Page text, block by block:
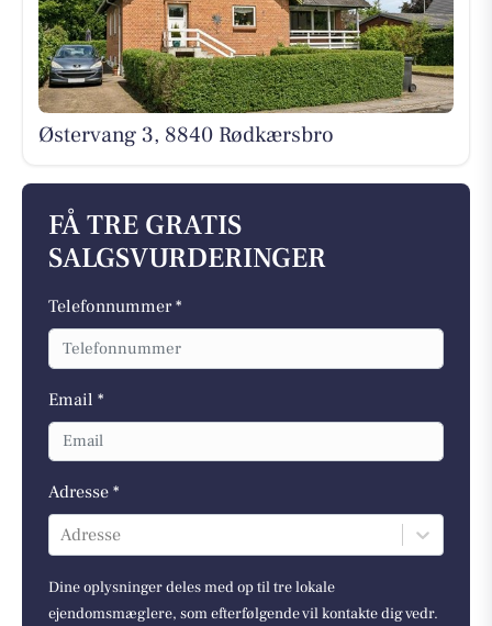
Østervang 3, 8840 Rødkærsbro
FÅ TRE GRATIS
SALGSVURDERINGER
Telefonnummer *
Email *
Adresse *
Adresse
Dine oplysninger deles med op til tre lokale
ejendomsmæglere, som efterfølgende vil kontakte dig vedr.